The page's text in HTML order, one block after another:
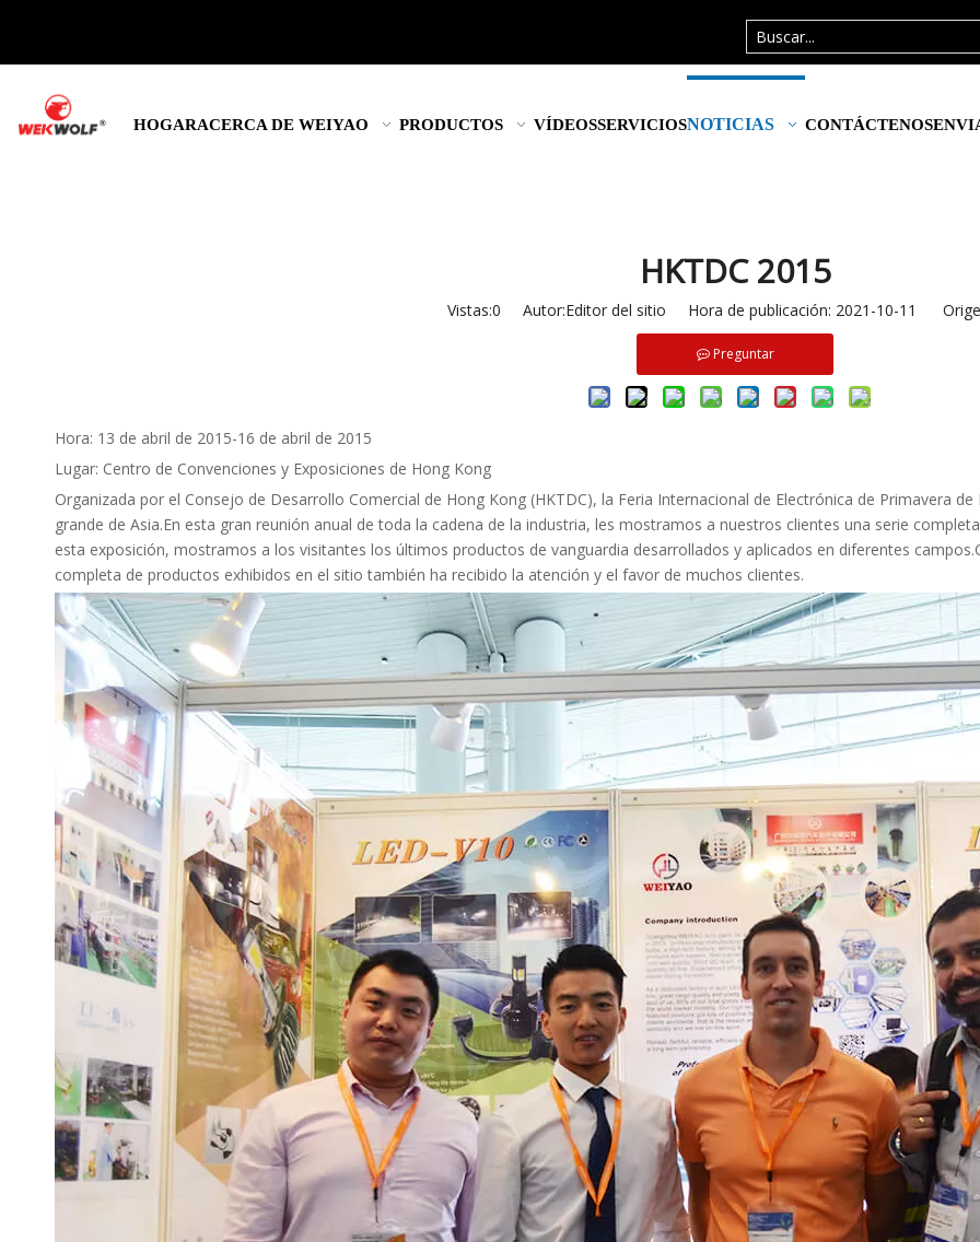
HOGARACERCA DE WEIYAO PRODUCTOS VÍDEOSSERVICIOSNOTICIAS CONTÁCTENOS
HKTDC 2015
Vistas:0 Autor:Editor del sitio Hora de publicación: 2021-10-11
Preguntar
Hora: 13 de abril de 2015-16 de abril de 2015
Lugar: Centro de Convenciones y Exposiciones de Hong Kong
Organizada por el Consejo de Desarrollo Comercial de Hong Kong (HKTDC), la Feria Internacional de Electrónica de Primavera
grande de Asia.En esta gran reunión anual de toda la cadena de la industria, les mostramos a nuestros clientes una serie
esta exposición, mostramos a los visitantes los últimos productos de vanguardia desarrollados y aplicados en diferentes
completa de productos exhibidos en el sitio también ha recibido la atención y el favor de muchos clientes.